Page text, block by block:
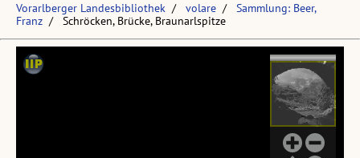
Vorarlberger Landesbibliothek volare
Sammlung: Beer,
Franz
Schröcken, Brücke, Braunarlspitze